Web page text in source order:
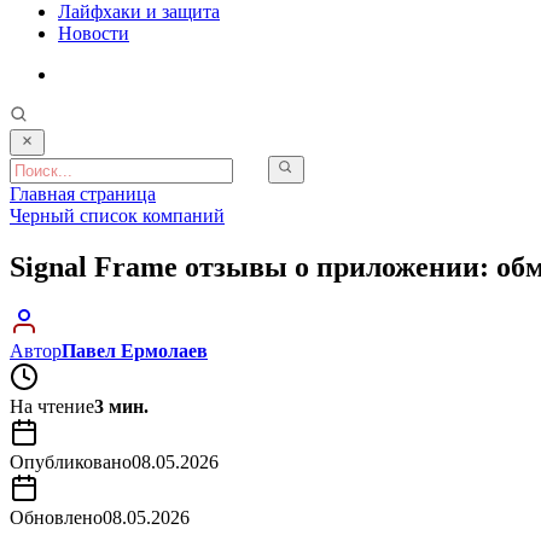
Лайфхаки и защита
Новости
Главная страница
Черный список компаний
Signal Frame отзывы о приложении:
АвторПавел Ермолаев
На чтение3 мин.
Опубликовано08.05.2026
Обновлено08.05.2026